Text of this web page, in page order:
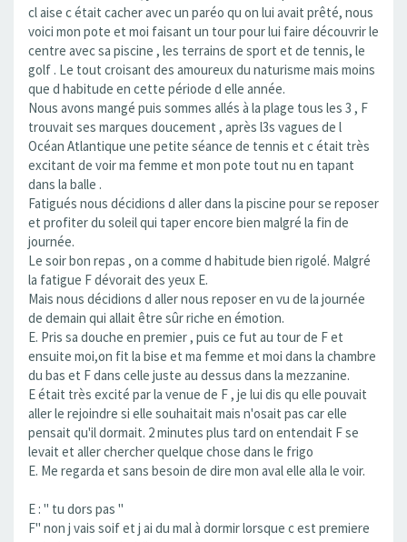
cl aise c était cacher avec un paréo qu on lui avait prêté, nous
voici mon pote et moi faisant un tour pour lui faire découvrir le
centre avec sa piscine , les terrains de sport et de tennis, le
golf . Le tout croisant des amoureux du naturisme mais moins
que d habitude en cette période d elle année.
Nous avons mangé puis sommes allés à la plage tous les 3 , F
trouvait ses marques doucement , après l3s vagues de l
Océan Atlantique une petite séance de tennis et c était très
excitant de voir ma femme et mon pote tout nu en tapant
dans la balle .
Fatigués nous décidions d aller dans la piscine pour se reposer
et profiter du soleil qui taper encore bien malgré la fin de
journée.
Le soir bon repas , on a comme d habitude bien rigolé. Malgré
la fatigue F dévorait des yeux E.
Mais nous décidions d aller nous reposer en vu de la journée
de demain qui allait être sûr riche en émotion.
E. Pris sa douche en premier , puis ce fut au tour de F et
ensuite moi,on fit la bise et ma femme et moi dans la chambre
du bas et F dans celle juste au dessus dans la mezzanine.
E était très excité par la venue de F , je lui dis qu elle pouvait
aller le rejoindre si elle souhaitait mais n'osait pas car elle
pensait qu'il dormait. 2 minutes plus tard on entendait F se
levait et aller chercher quelque chose dans le frigo
E. Me regarda et sans besoin de dire mon aval elle alla le voir.
E : " tu dors pas "
F" non j vais soif et j ai du mal à dormir lorsque c est premiere